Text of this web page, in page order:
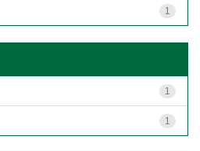
1
1
1